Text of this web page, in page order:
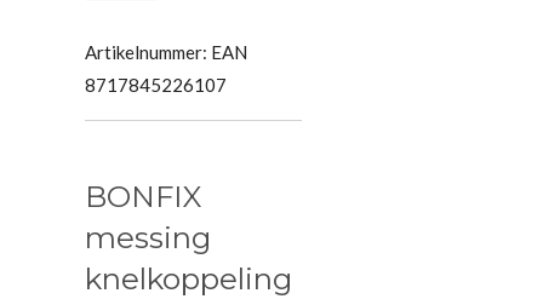
Artikelnummer: EAN
8717845226107
BONFIX
messing
knelkoppeling